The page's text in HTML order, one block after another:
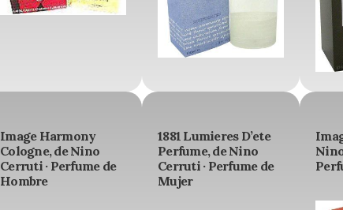
Image Harmony
Cologne, de Nino
Cerruti · Perfume de
Hombre
1881 Lumieres D’ete
Perfume, de Nino
Cerruti · Perfume de
Mujer